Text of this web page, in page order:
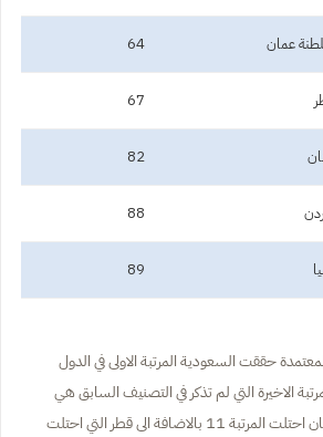
عمان 64
67
82
88
89
حققت السعودية المرتبة الاولى في الدول
الاخيرة التي لم تذكر في التصنيف السابق هي
سوريا. وهنا نجد أيضاً ان لبنان احتلت المرتبة 11 بالاضافة الى قطر التي احتلت